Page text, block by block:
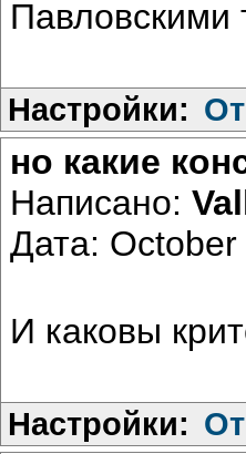
Павловскими
Настройки:
но какие
Написано:
Дата:
И каковы
Настройки: